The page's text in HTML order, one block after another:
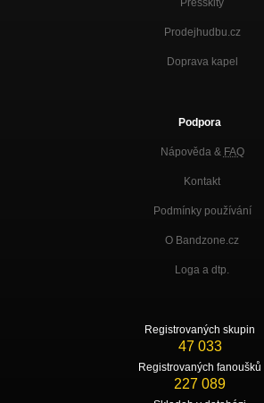
Presskity
Prodejhudbu.cz
Doprava kapel
Podpora
Nápověda & FAQ
Kontakt
Podmínky používání
O Bandzone.cz
Loga a dtp.
Registrovaných skupin
47 033
Registrovaných fanoušků
227 089